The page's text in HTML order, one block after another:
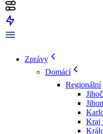
Zprávy
Domácí
Regionální
Kraj